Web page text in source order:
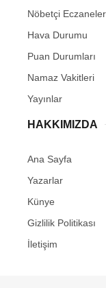
Nöbetçi Eczaneler
Hava Durumu
Puan Durumları
Namaz Vakitleri
Yayınlar
HAKKIMIZDA
Ana Sayfa
Yazarlar
Künye
Gizlilik Politikası
İletişim